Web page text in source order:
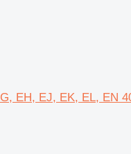
EH, EJ, EK, EL, EN